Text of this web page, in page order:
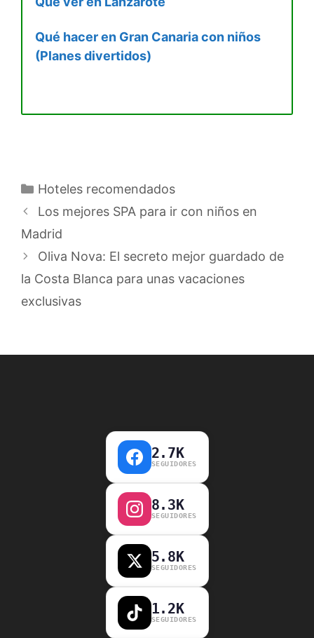
Qué hacer en Gran Canaria con niños
(Planes divertidos)
Categorías
Hoteles recomendados
Los mejores SPA para ir con niños en
Madrid
Oliva Nova: El secreto mejor guardado de
la Costa Blanca para unas vacaciones
exclusivas
2.7K
SEGUIDORES
8.3K
SEGUIDORES
5.8K
SEGUIDORES
1.2K
SEGUIDORES